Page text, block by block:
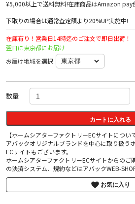
¥5,000以上で送料無料!在庫商品はAmazon pay
下取りの場合は通常査定額より20%UP実施中!
在庫有り！営業日14時迄のご注文で即日出荷！
翌日に東京都にお届け
お届け地域を選択
数量
カートに入れる
【ホームシアターファクトリーECサイトについて
アバックオリジナルブランドを中心に取り扱う
ECサイトもございます。
ホームシアターファクトリーECサイトからのご
の決済システム、規約などはアバックWEB-
お気に入り